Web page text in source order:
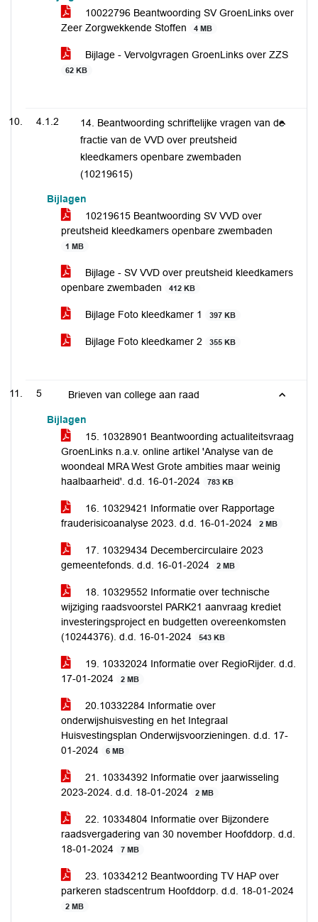
10022796 Beantwoording SV GroenLinks over
Zeer Zorgwekkende Stoffen
4 MB
Bijlage - Vervolgvragen GroenLinks over ZZS
62 KB
4.1.2
14. Beantwoording schriftelijke vragen van de
fractie van de VVD over preutsheid
kleedkamers openbare zwembaden
(10219615)
Bijlagen
10219615 Beantwoording SV VVD over
preutsheid kleedkamers openbare zwembaden
1 MB
Bijlage - SV VVD over preutsheid kleedkamers
openbare zwembaden
412 KB
Bijlage Foto kleedkamer 1 397 KB
Bijlage Foto kleedkamer 2 355 KB
5 Brieven van college aan raad
Bijlagen
15. 10328901 Beantwoording actualiteitsvraag
GroenLinks n.a.v. online artikel 'Analyse van de
woondeal MRA West Grote ambities maar weinig
haalbaarheid'. d.d. 16-01-2024
783 KB
16. 10329421 Informatie over Rapportage
frauderisicoanalyse 2023. d.d. 16-01-2024
2 MB
17. 10329434 Decembercirculaire 2023
gemeentefonds. d.d. 16-01-2024
2 MB
18. 10329552 Informatie over technische
wijziging raadsvoorstel PARK21 aanvraag krediet
investeringsproject en budgetten overeenkomsten
(10244376). d.d. 16-01-2024
543 KB
19. 10332024 Informatie over RegioRijder. d.d.
17-01-2024
2 MB
20.10332284 Informatie over
onderwijshuisvesting en het Integraal
Huisvestingsplan Onderwijsvoorzieningen. d.d. 17-
01-2024
6 MB
21. 10334392 Informatie over jaarwisseling
2023-2024. d.d. 18-01-2024
2 MB
22. 10334804 Informatie over Bijzondere
raadsvergadering van 30 november Hoofddorp. d.d.
18-01-2024
7 MB
23. 10334212 Beantwoording TV HAP over
parkeren stadscentrum Hoofddorp. d.d. 18-01-2024
2 MB